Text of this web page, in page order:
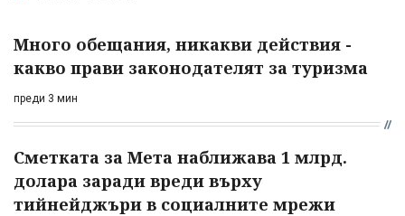
Много обещания, никакви действия -
какво прави законодателят за туризма
преди 3 мин
Сметката за Мета наближава 1 млрд.
долара заради вреди върху
тийнейджъри в социалните мрежи